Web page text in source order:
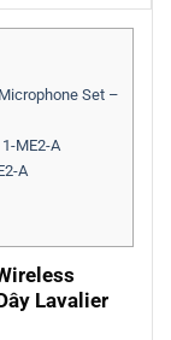
Set –
ME2-A
A
Lavalier